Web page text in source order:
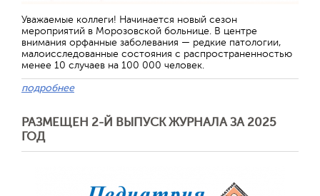
Уважаемые коллеги! Начинается новый сезон
мероприятий в Морозовской больнице. В центре
внимания орфанные заболевания — редкие патологии,
малоисследованные состояния с распространенностью
менее 10 случаев на 100 000 человек.
подробнее
РАЗМЕЩЕН 2-Й ВЫПУСК ЖУРНАЛА ЗА 2025
ГОД